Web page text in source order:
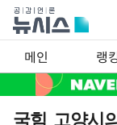
메인 랭
국힘 고양시